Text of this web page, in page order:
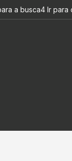
a busca4 Ir para